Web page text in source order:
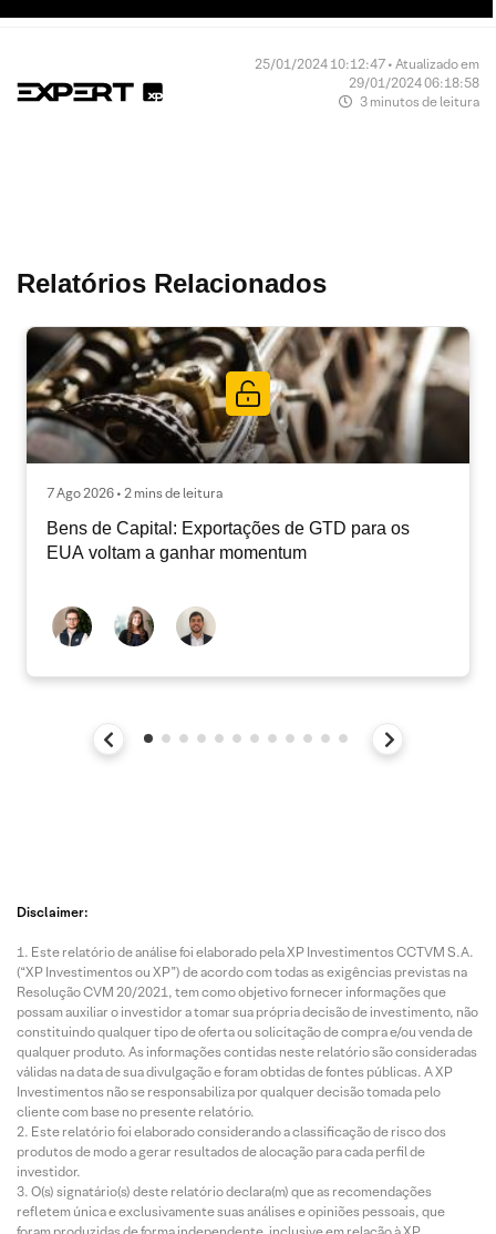
25/01/2024 10:12:47 • Atualizado em
29/01/2024 06:18:58
3 minutos de leitura
Relatórios Relacionados
7 Ago 2026 • 2 mins de leitura
Bens de Capital: Exportações de GTD para os
EUA voltam a ganhar momentum
Disclaimer:
Este relatório de análise foi elaborado pela XP Investimentos CCTVM S.A.
(“XP Investimentos ou XP”) de acordo com todas as exigências previstas na
Resolução CVM 20/2021, tem como objetivo fornecer informações que
possam auxiliar o investidor a tomar sua própria decisão de investimento, não
constituindo qualquer tipo de oferta ou solicitação de compra e/ou venda de
qualquer produto. As informações contidas neste relatório são consideradas
válidas na data de sua divulgação e foram obtidas de fontes públicas. A XP
Investimentos não se responsabiliza por qualquer decisão tomada pelo
cliente com base no presente relatório.
Este relatório foi elaborado considerando a classificação de risco dos
produtos de modo a gerar resultados de alocação para cada perfil de
investidor.
O(s) signatário(s) deste relatório declara(m) que as recomendações
refletem única e exclusivamente suas análises e opiniões pessoais, que